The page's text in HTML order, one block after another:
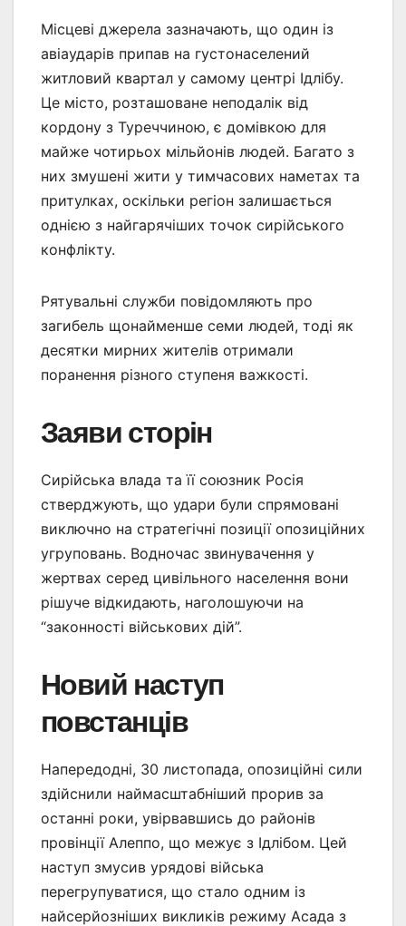
Місцеві джерела зазначають, що один із
авіаударів припав на густонаселений
житловий квартал у самому центрі Ідлібу.
Це місто, розташоване неподалік від
кордону з Туреччиною, є домівкою для
майже чотирьох мільйонів людей. Багато з
них змушені жити у тимчасових наметах та
притулках, оскільки регіон залишається
однією з найгарячіших точок сирійського
конфлікту.
Рятувальні служби повідомляють про
загибель щонайменше семи людей, тоді як
десятки мирних жителів отримали
поранення різного ступеня важкості.
Заяви сторін
Сирійська влада та її союзник Росія
стверджують, що удари були спрямовані
виключно на стратегічні позиції опозиційних
угруповань. Водночас звинувачення у
жертвах серед цивільного населення вони
рішуче відкидають, наголошуючи на
“законності військових дій”.
Новий наступ
повстанців
Напередодні, 30 листопада, опозиційні сили
здійснили наймасштабніший прорив за
останні роки, увірвавшись до районів
провінції Алеппо, що межує з Ідлібом. Цей
наступ змусив урядові війська
перегрупуватися, що стало одним із
найсерйозніших викликів режиму Асада з